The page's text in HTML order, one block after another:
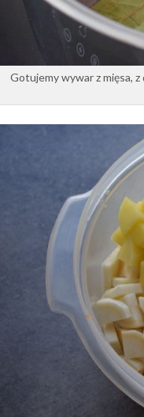
Gotujemy wywar z mięsa,